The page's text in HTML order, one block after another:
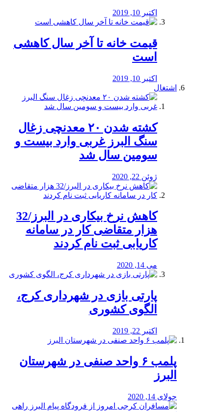
اکتبر 10, 2019
قیمت خانه تا آخر سال کاهشی
است
اکتبر 10, 2019
اشتغال
کشته شدن ۲۰ معدنچی زغال
سنگ البرز غربی وارد بیست و
سومین سال شد
ژوئن 22, 2020
کاهش نرخ بیکاری در البرز/32
هزار متقاضی کار در سامانه
کاریابی ثبت نام کردند
می 14, 2020
پارتی بازی در شهرداری کرج،
الگوی کشوری
اکتبر 22, 2019
پلمب ۶ واحد صنفی در شهرستان
البرز
جولای 14, 2020